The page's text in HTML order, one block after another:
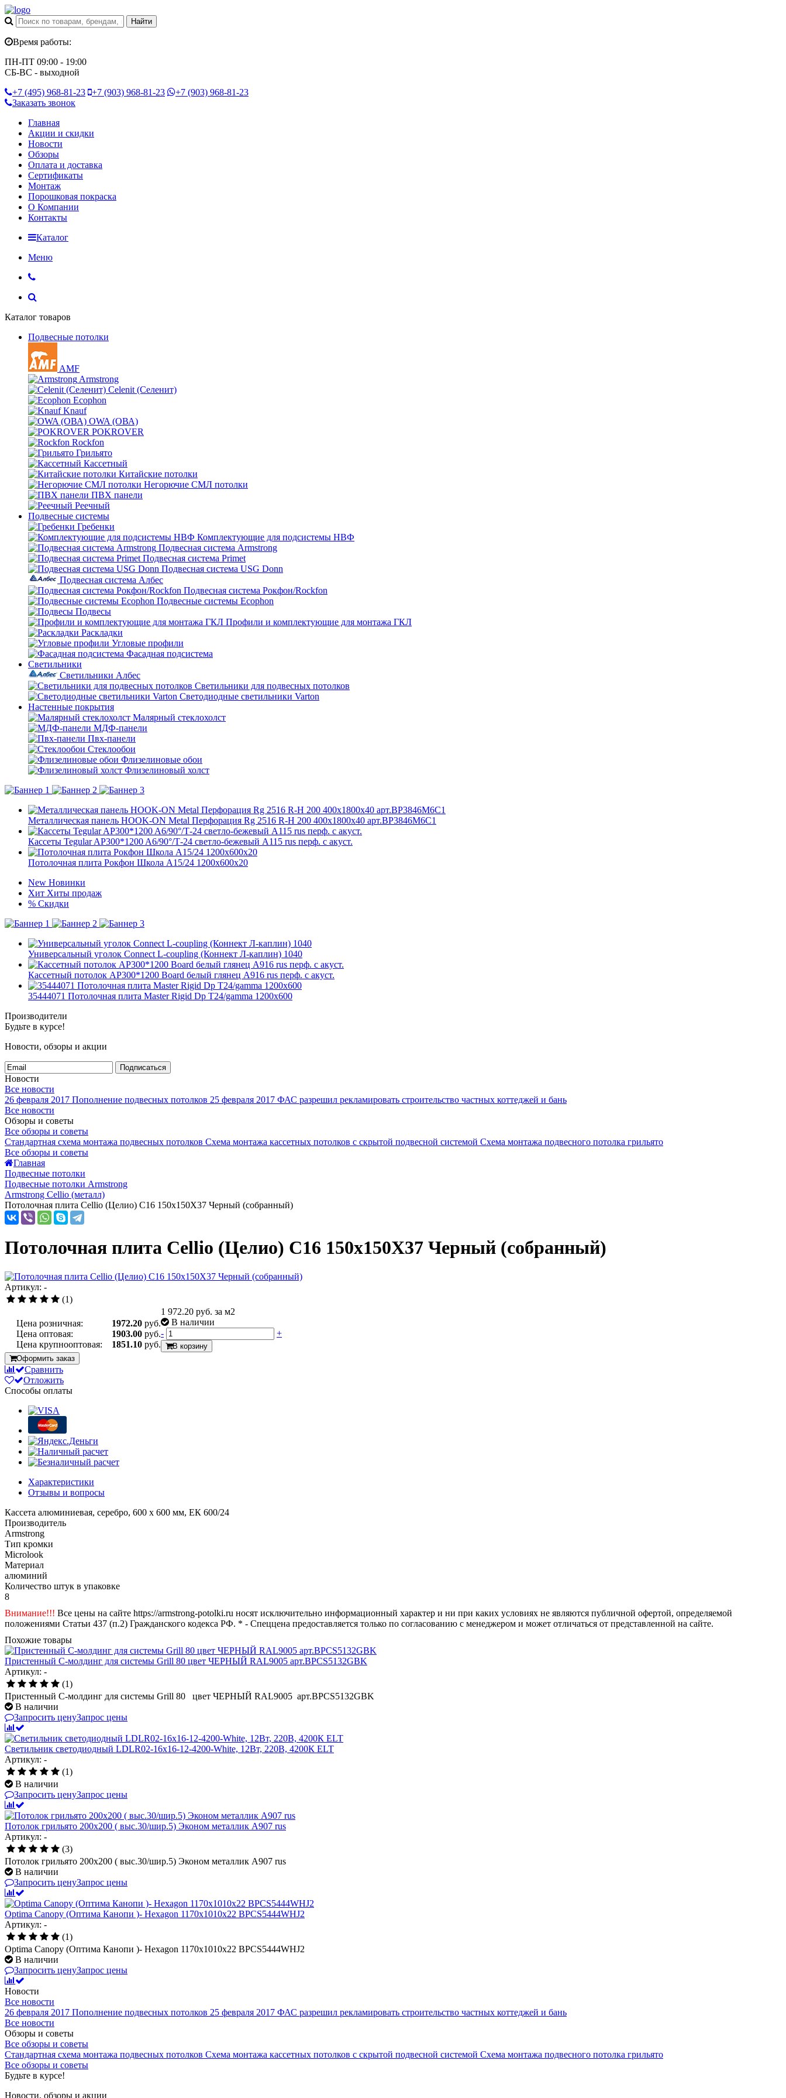
Время работы:
ПН-ПТ 09:00 - 19:00
СБ-ВС - выходной
+7 (495) 968-81-23 +7 (903) 968-81-23 +7 (903) 968-81-23
Заказать звонок
Главная
Акции и скидки
Новости
Обзоры
Оплата и доставка
Сертификаты
Монтаж
Порошковая покраска
О Компании
Контакты
Каталог
Меню
Каталог товаров
Подвесные потолки
AMF
Armstrong
Celenit (Селенит)
Ecophon
Knauf
OWA (ОВА)
POKROVER
Rockfon
Грильято
Кассетный
Китайские потолки
Негорючие СМЛ потолки
ПВХ панели
Реечный
Подвесные системы
Гребенки
Комплектующие для подсистемы НВФ
Подвесная система Armstrong
Подвесная система Primet
Подвесная система USG Donn
Подвесная система Албес
Подвесная система Рокфон/Rockfon
Подвесные системы Ecophon
Подвесы
Профили и комплектующие для монтажа ГКЛ
Раскладки
Угловые профили
Фасадная подсистема
Светильники
Светильники Албес
Светильники для подвесных потолков
Светодиодные светильники Varton
Настенные покрытия
Малярный стеклохолст
МДФ-панели
Пвх-панели
Стеклообои
Флизелиновые обои
Флизелиновый холст
Металлическая панель HOOK-ON Metal Перфорация Rg 2516 R-H 200 400x1800x40 арт.BP3846M6C1
Кассеты Tegular AP300*1200 A6/90°/Т-24 светло-бежевый А115 rus перф. с акуст.
Потолочная плита Рокфон Школа A15/24 1200x600x20
New Новинки
Хит Хиты продаж
% Скидки
Универсальный уголок Connect L-coupling (Коннект Л-каплин) 1040
Кассетный потолок AP300*1200 Board белый глянец А916 rus перф. с акуст.
35444071 Потолочная плита Master Rigid Dp T24/gamma 1200x600
Производители
Будьте в курсе!
Новости, обзоры и акции
Подписаться
Новости
Все новости
26 февраля 2017 Пополнение подвесных потолков 25 февраля 2017 ФАС разрешил рекламировать строительство частных коттеджей и бань
Все новости
Обзоры и советы
Все обзоры и советы
Стандартная схема монтажа подвесных потолков Схема монтажа кассетных потолков с скрытой подвесной системой Схема монтажа подвесного потолка грильято
Все обзоры и советы
Главная
Подвесные потолки
Подвесные потолки Armstrong
Armstrong Cellio (металл)
Потолочная плита Cellio (Целио) C16 150x150X37 Черный (собранный)
Потолочная плита Cellio (Целио) C16 150x150X37 Черный (собранный)
Артикул: -
(1)
Цена розничная: 1972.20 руб.
Цена оптовая:
1903.00 руб.
Цена крупнооптовая:
1851.10 руб.
1 972.20 руб. за м2
В наличии
-
+
В корзину
Оформить заказ
Сравнить
Отложить
Способы оплаты
Характеристики
Отзывы и вопросы
Кассета алюминиевая, серебро, 600 х 600 мм, ЕК 600/24
Производитель
Armstrong
Тип кромки
Microlook
Материал
алюминий
Количество штук в упаковке
8
Внимание!!! Все цены на сайте https://armstrong-potolki.ru носят исключительно информационный характер и ни при каких условиях не являются публичной офертой, определяемой
положениями Статьи 437 (п.2) Гражданского кодекса РФ. * - Спеццена предоставляется только по согласованию с менеджером и может отличаться от представленной на сайте.
Похожие товары
Пристенный C-молдинг для системы Grill 80 цвет ЧЕРНЫЙ RAL9005 арт.BPCS5132GBK
Артикул: -
(1)
Пристенный C-молдинг для системы Grill 80 цвет ЧЕРНЫЙ RAL9005 арт.BPCS5132GBK
В наличии
Запросить ценуЗапрос цены
Светильник светодиодный LDLR02-16x16-12-4200-White, 12Вт, 220В, 4200К ELT
Артикул: -
(1)
В наличии
Запросить ценуЗапрос цены
Потолок грильято 200х200 ( выс.30/шир.5) Эконом металлик А907 rus
Артикул: -
(3)
Потолок грильято 200х200 ( выс.30/шир.5) Эконом металлик А907 rus
В наличии
Запросить ценуЗапрос цены
Optima Canopy (Оптима Канопи )- Hexagon 1170x1010x22 BPCS5444WHJ2
Артикул: -
(1)
Optima Canopy (Оптима Канопи )- Hexagon 1170x1010x22 BPCS5444WHJ2
В наличии
Запросить ценуЗапрос цены
Новости
Все новости
26 февраля 2017 Пополнение подвесных потолков 25 февраля 2017 ФАС разрешил рекламировать строительство частных коттеджей и бань
Все новости
Обзоры и советы
Все обзоры и советы
Стандартная схема монтажа подвесных потолков Схема монтажа кассетных потолков с скрытой подвесной системой Схема монтажа подвесного потолка грильято
Все обзоры и советы
Будьте в курсе!
Новости, обзоры и акции